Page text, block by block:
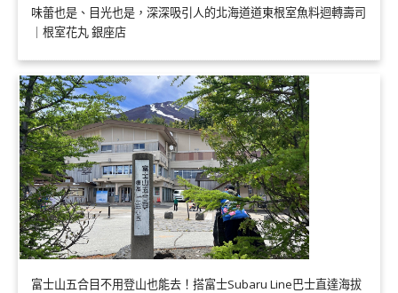
味蕾也是、目光也是，深深吸引人的北海道道東根室魚料迴轉壽司
｜根室花丸 銀座店
富士山五合目不用登山也能去！搭富士Subaru Line巴士直達海拔